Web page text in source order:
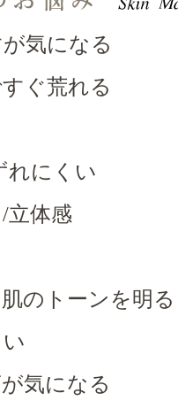
気になる
ぐ荒れる
れにくい
立体感
のトーンを明
気になる